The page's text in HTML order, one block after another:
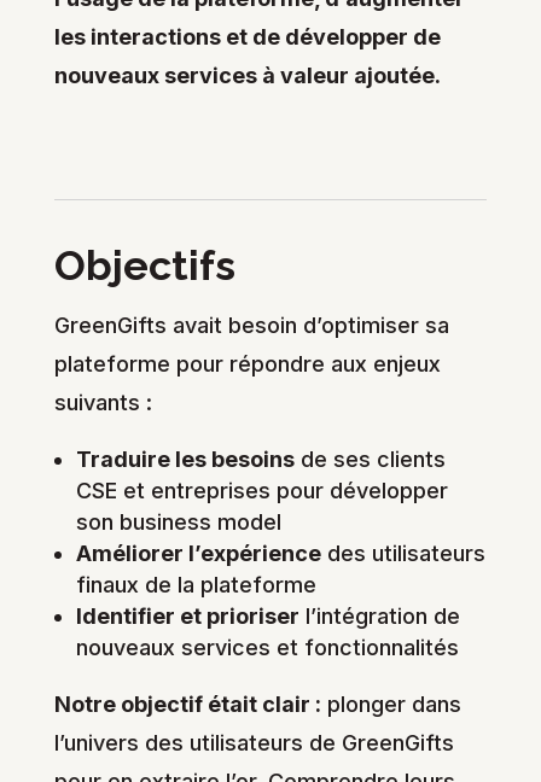
les interactions et de développer de
nouveaux services à valeur ajoutée.
Objectifs
GreenGifts avait besoin d’optimiser sa
plateforme pour répondre aux enjeux
suivants :
Traduire les besoinsde ses clients
CSE et entreprises pour développer
son business model
Améliorer l’expériencedes utilisateurs
finaux de la plateforme
Identifier et prioriser l’intégration de
nouveaux services et fonctionnalités
Notre objectif était clair : plonger dans
l’univers des utilisateurs de GreenGifts